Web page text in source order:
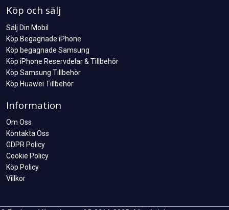
Köp och sälj
Sälj Din Mobil
Köp Begagnade iPhone
Köp begagnade Samsung
Köp iPhone Reservdelar & Tillbehör
Köp Samsung Tillbehör
Köp Huawei Tillbehör
Information
Om Oss
Kontakta Oss
GDPR Policy
Cookie Policy
Köp Policy
Villkor